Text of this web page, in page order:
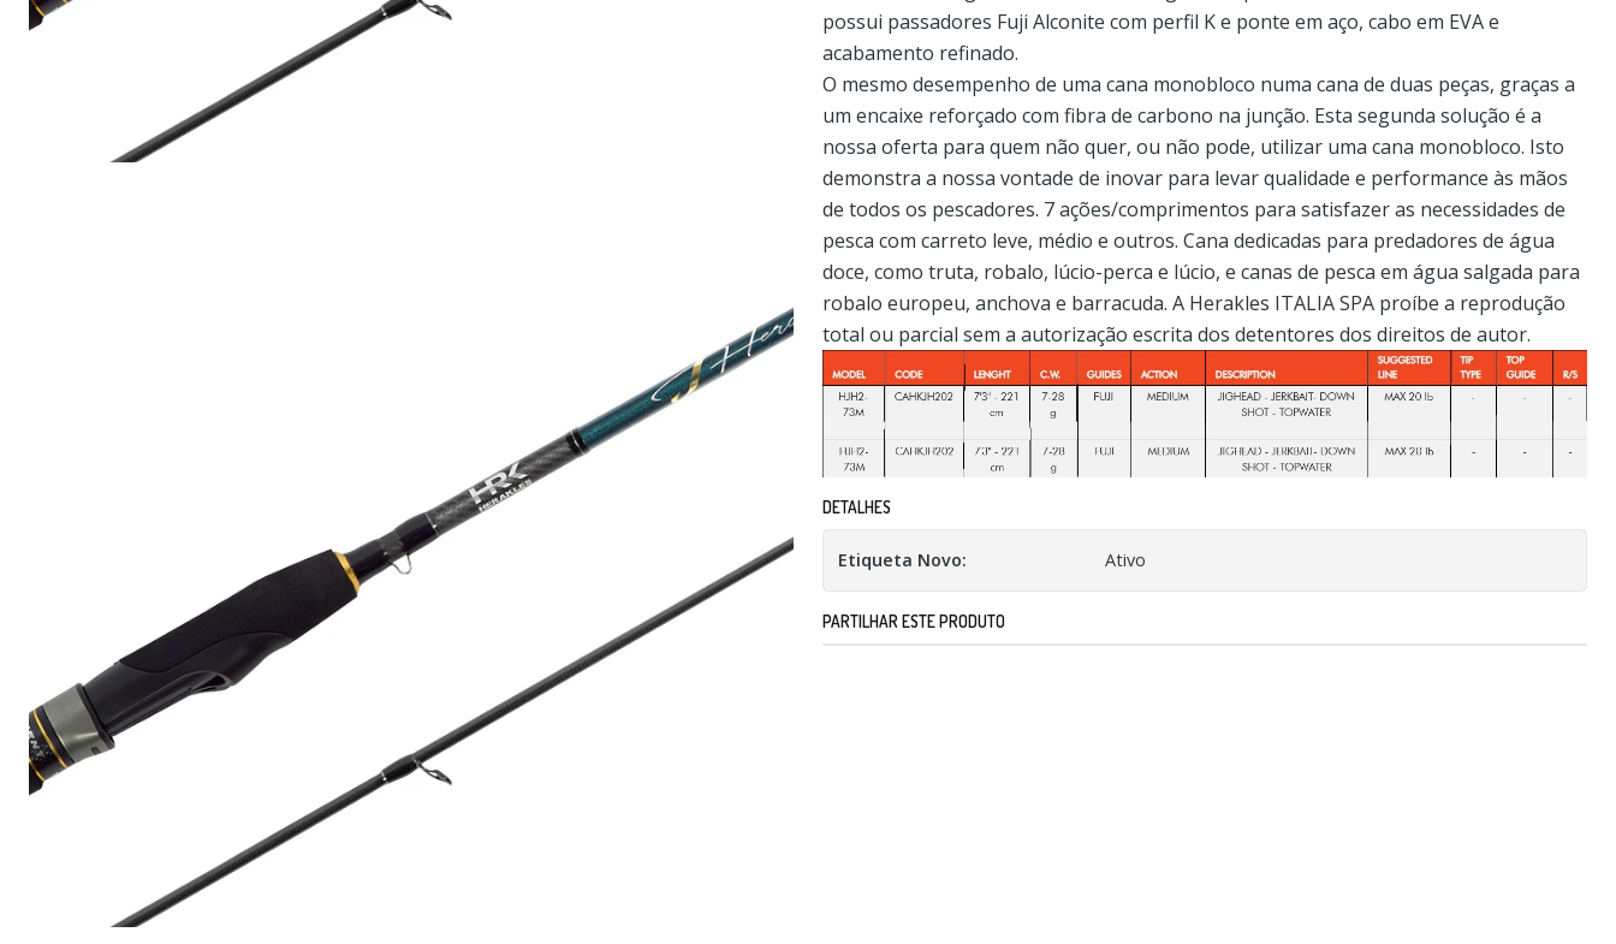
possui passadores Fuji Alconite com perfil K e ponte em aço, cabo em EVA e
acabamento refinado.
O mesmo desempenho de uma cana monobloco numa cana de duas peças, graças a
um encaixe reforçado com fibra de carbono na junção. Esta segunda solução é a
nossa oferta para quem não quer, ou não pode, utilizar uma cana monobloco. Isto
demonstra a nossa vontade de inovar para levar qualidade e performance às mãos
de todos os pescadores. 7 ações/comprimentos para satisfazer as necessidades de
pesca com carreto leve, médio e outros. Cana dedicadas para predadores de água
doce, como truta, robalo, lúcio-perca e lúcio, e canas de pesca em água salgada para
robalo europeu, anchova e barracuda. A Herakles ITALIA SPA proíbe a reprodução
total ou parcial sem a autorização escrita dos detentores dos direitos de autor.
DETALHES
Etiqueta Novo: Ativo
PARTILHAR ESTE PRODUTO